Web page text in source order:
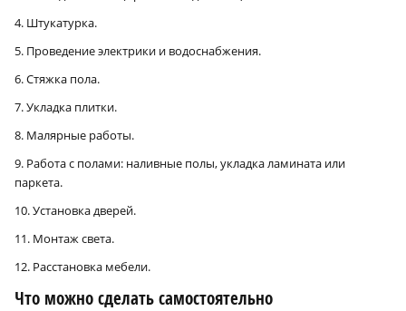
4. Штукатурка.
5. Проведение электрики и водоснабжения.
6. Стяжка пола.
7. Укладка плитки.
8. Малярные работы.
9. Работа с полами: наливные полы, укладка ламината или
паркета.
10. Установка дверей.
11. Монтаж света.
12. Расстановка мебели.
Что можно сделать самостоятельно